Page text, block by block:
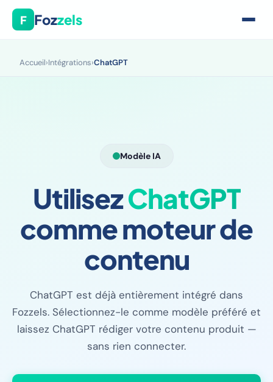
F Fozzels
Accueil›Intégrations›ChatGPT
Modèle IA
UtilisezChatGPT
comme moteur de
contenu
ChatGPT est déjà entièrement intégré dans
Fozzels. Sélectionnez-le comme modèle préféré et
laissez ChatGPT rédiger votre contenu produit —
sans rien connecter.